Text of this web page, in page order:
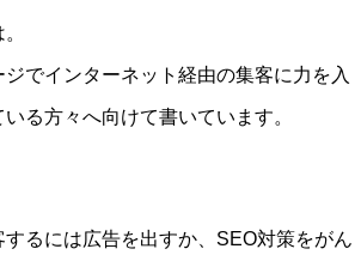
でインターネット経由の集客に力を入
る方々へ向けて書いています。
るには広告を出すか、SEO対策をがん